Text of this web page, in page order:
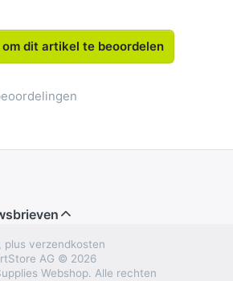
dit artikel te beoordelen
plus verzendkosten
AG © 2026
Webshop. Alle rechten